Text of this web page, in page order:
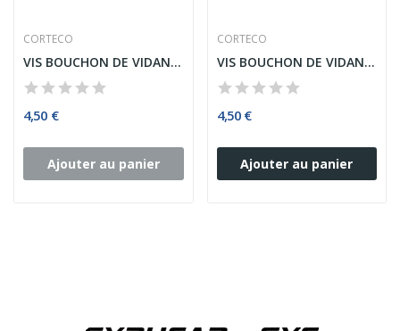
CORTECO
VIS BOUCHON DE VIDANGE CARTER D'HUILE AVEC...
4,50 €
Ajouter au panier
CORTECO
VIS BOUCHON DE VIDANGE
4,50 €
Ajouter au panier